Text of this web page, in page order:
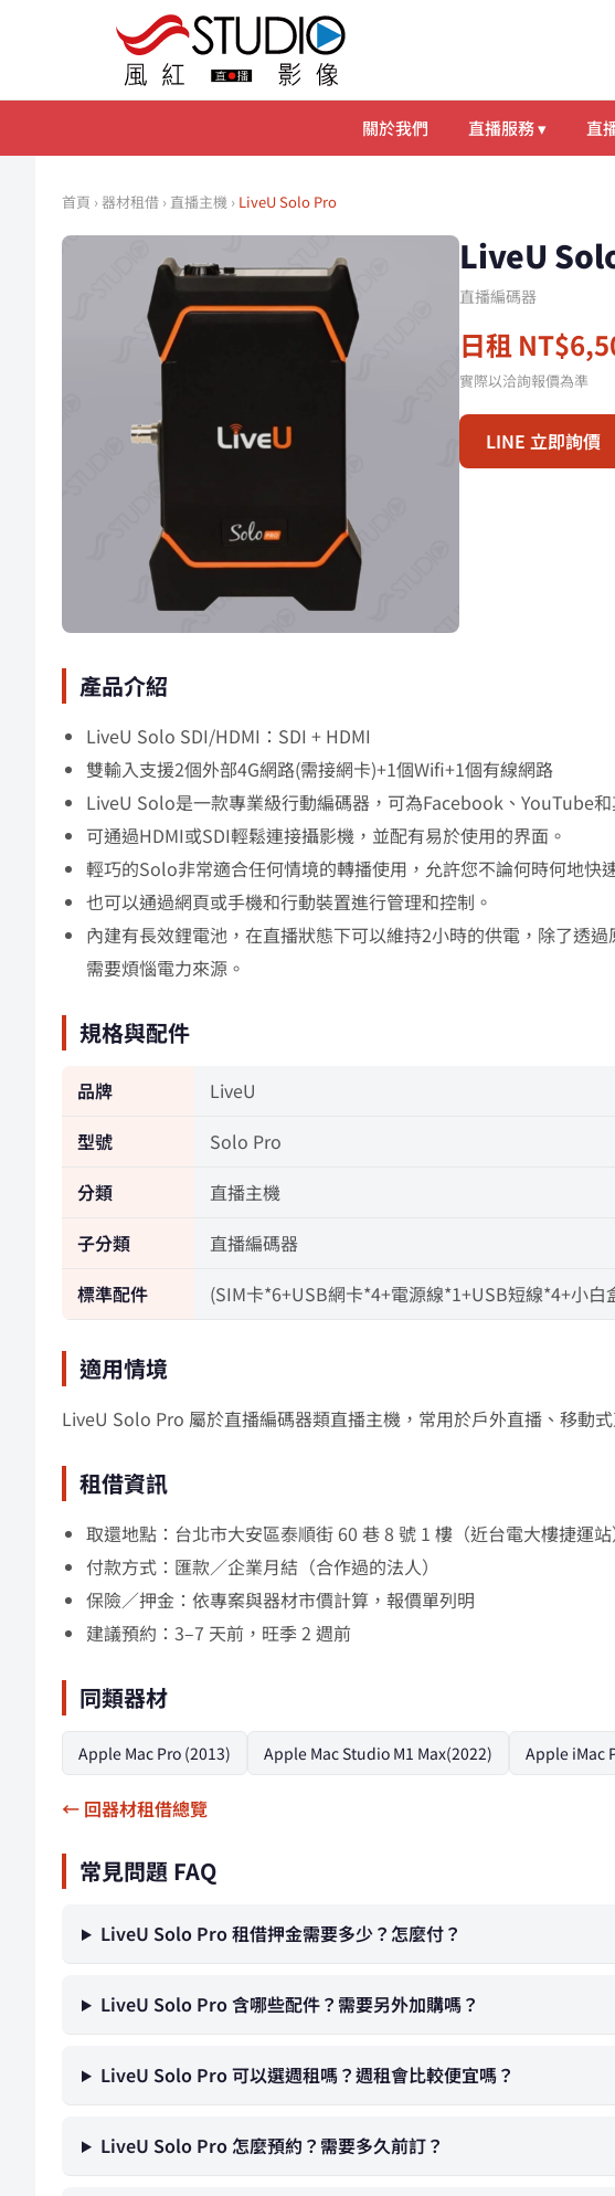
關於我們 直播服務 ▾ 直
首頁 ›器材租借 › 直播主機 › LiveU Solo Pro
LiveU
直播編碼器
日租
實際以洽詢報價為準
LINE 立即詢價
產品介紹
LiveU Solo SDI/HDMI：SDI + HDMI
雙輸入支援2個外部4G網路(需接網卡)+1個Wifi+1個有線網路
LiveU Solo是一款專業級行動編碼器，可為Facebook、YouTube
可通過HDMI或SDI輕鬆連接攝影機，並配有易於使用的界面。
輕巧的Solo非常適合任何情境的轉播使用，允許您不論何時何地快
也可以通過網頁或手機和行動裝置進行管理和控制。
內建有長效鋰電池，在直播狀態下可以維持2小時的供電，除了透
需要煩惱電力來源。
規格與配件
品牌
LiveU
型號
Solo Pro
分類
直播主機
子分類
直播編碼器
標準配件
(SIM卡*6+USB網卡*4+電源線*1+USB短線*4+小
適用情境
LiveU Solo Pro 屬於直播編碼器類直播主機，常用於戶外直播、移動
租借資訊
取還地點：台北市大安區泰順街 60 巷 8 號 1 樓（近台電大樓捷運
付款方式：匯款／企業月結（合作過的法人）
保險／押金：依專案與器材市價計算，報價單列明
建議預約：3–7 天前，旺季 2 週前
同類器材
Apple Mac Pro (2013) Apple Mac Studio M1 Max(2022) Apple iMac
← 回器材租借總覽
常見問題 FAQ
LiveU Solo Pro 租借押金需要多少？怎麼付？
LiveU Solo Pro 含哪些配件？需要另外加購嗎？
LiveU Solo Pro 可以選週租嗎？週租會比較便宜嗎？
LiveU Solo Pro 怎麼預約？需要多久前訂？